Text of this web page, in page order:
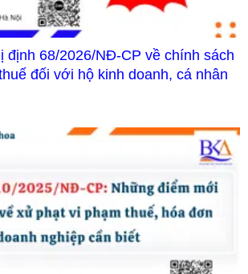
định 68/2026/NĐ-CP về chính sách
đối với hộ kinh doanh, cá nhân